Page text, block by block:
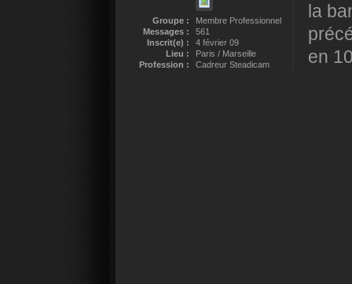
Groupe :
Membre Professionnel
Messages :
561
Inscrit(e) :
4 février 09
Lieu :
Paris / Marseille
Profession :
Cadreur Steadicam
la
en